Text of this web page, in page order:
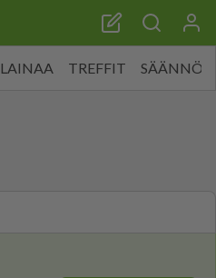
LAINAA TREFFIT SÄÄNNÖT